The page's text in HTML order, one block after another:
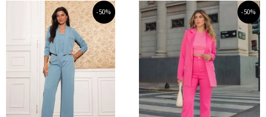
-50%
O
preço
original
era:
R$399,99.
O
preço
atual
é:
R$199,99.
Este
produto
tem
várias
variantes.
As
opções
-50%
O
preço
original
era:
R$259,99.
preço
atual
é:
R$129,99.
Este
produto
tem
várias
variantes.
opções
podem
ser